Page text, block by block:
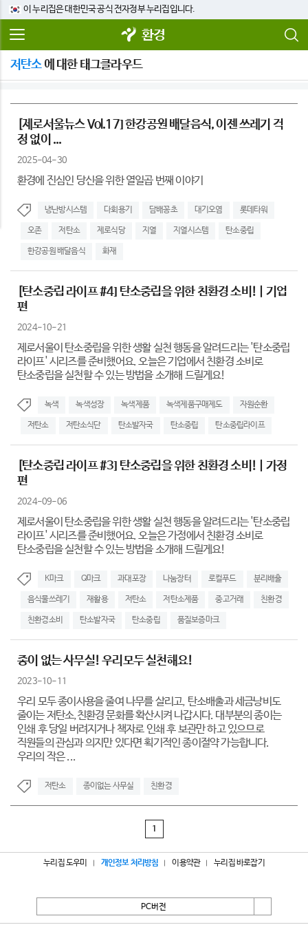
이 누리집은 대한민국 공식 전자정부 누리집입니다.
환경
저탄소에 대한 태그클라우드
[제로서울뉴스 Vol.17] 한강공원 배달음식, 이젠 쓰레기 걱
정 없이 ...
2025-04-30
환경에 진심인 당신을 위한 열일곱 번째 이야기
냉난방시스템 다회용기 담배꽁초 대기오염 롯데타워
오존 저탄소 제로식당 지열 지열시스템 탄소중립
한강공원 배달음식 화재
[탄소중립 라이프 #4] 탄소중립을 위한 친환경 소비! | 기업
편
2024-10-21
제로서울이 탄소중립을 위한 생활 실천 행동을 알려드리는 '탄소중립
라이프' 시리즈를 준비했어요. 오늘은 기업에서 친환경 소비로
탄소중립을 실천할 수 있는 방법을 소개해 드릴게요!
녹색 녹색성장 녹색제품 녹색제품구매제도 자원순환
저탄소 저탄소식단 탄소발자국 탄소중립 탄소중립라이프
[탄소중립 라이프 #3] 탄소중립을 위한 친환경 소비! | 가정
편
2024-09-06
제로서울이 탄소중립을 위한 생활 실천 행동을 알려드리는 '탄소중립
라이프' 시리즈를 준비했어요. 오늘은 가정에서 친환경 소비로
탄소중립을 실천할 수 있는 방법을 소개해 드릴게요!
K마크 Q마크 과대포장 나눔장터 로컬푸드 분리배출
음식물쓰레기 재활용 저탄소 저탄소제품 중고거래 친환경
친환경소비 탄소발자국 탄소중립 품질보증마크
종이 없는 사무실! 우리모두 실천해요!
2023-10-11
우리 모두 종이사용을 줄여 나무를 살리고, 탄소배출과 세금낭비도
줄이는 저탄소,친환경 문화를 확산시켜 나갑시다. 대부분의 종이는
인쇄 후 당일 버려지거나 책자로 인쇄 후 보관만 하고 있으므로
직원들의 관심과 의지만 있다면 획기적인 종이절약 가능합니다.
우리의 작은 ...
저탄소 종이없는 사무실 친환경
1
누리집 도우미 개인정보 처리방침 이용약관 누리집 바로잡기
PC버전